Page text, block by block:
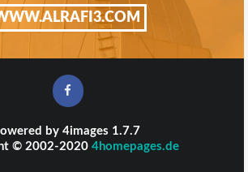
by 4images 1.7.7
© 2002-2020 4homepages.de